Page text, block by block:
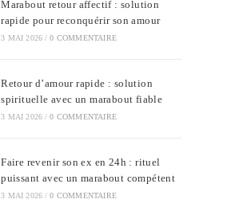
Marabout retour affectif : solution
rapide pour reconquérir son amour
3 MAI 2026 / 0 COMMENTAIRE
Retour d’amour rapide : solution
spirituelle avec un marabout fiable
3 MAI 2026 / 0 COMMENTAIRE
Faire revenir son ex en 24h : rituel
puissant avec un marabout compétent
3 MAI 2026 / 0 COMMENTAIRE